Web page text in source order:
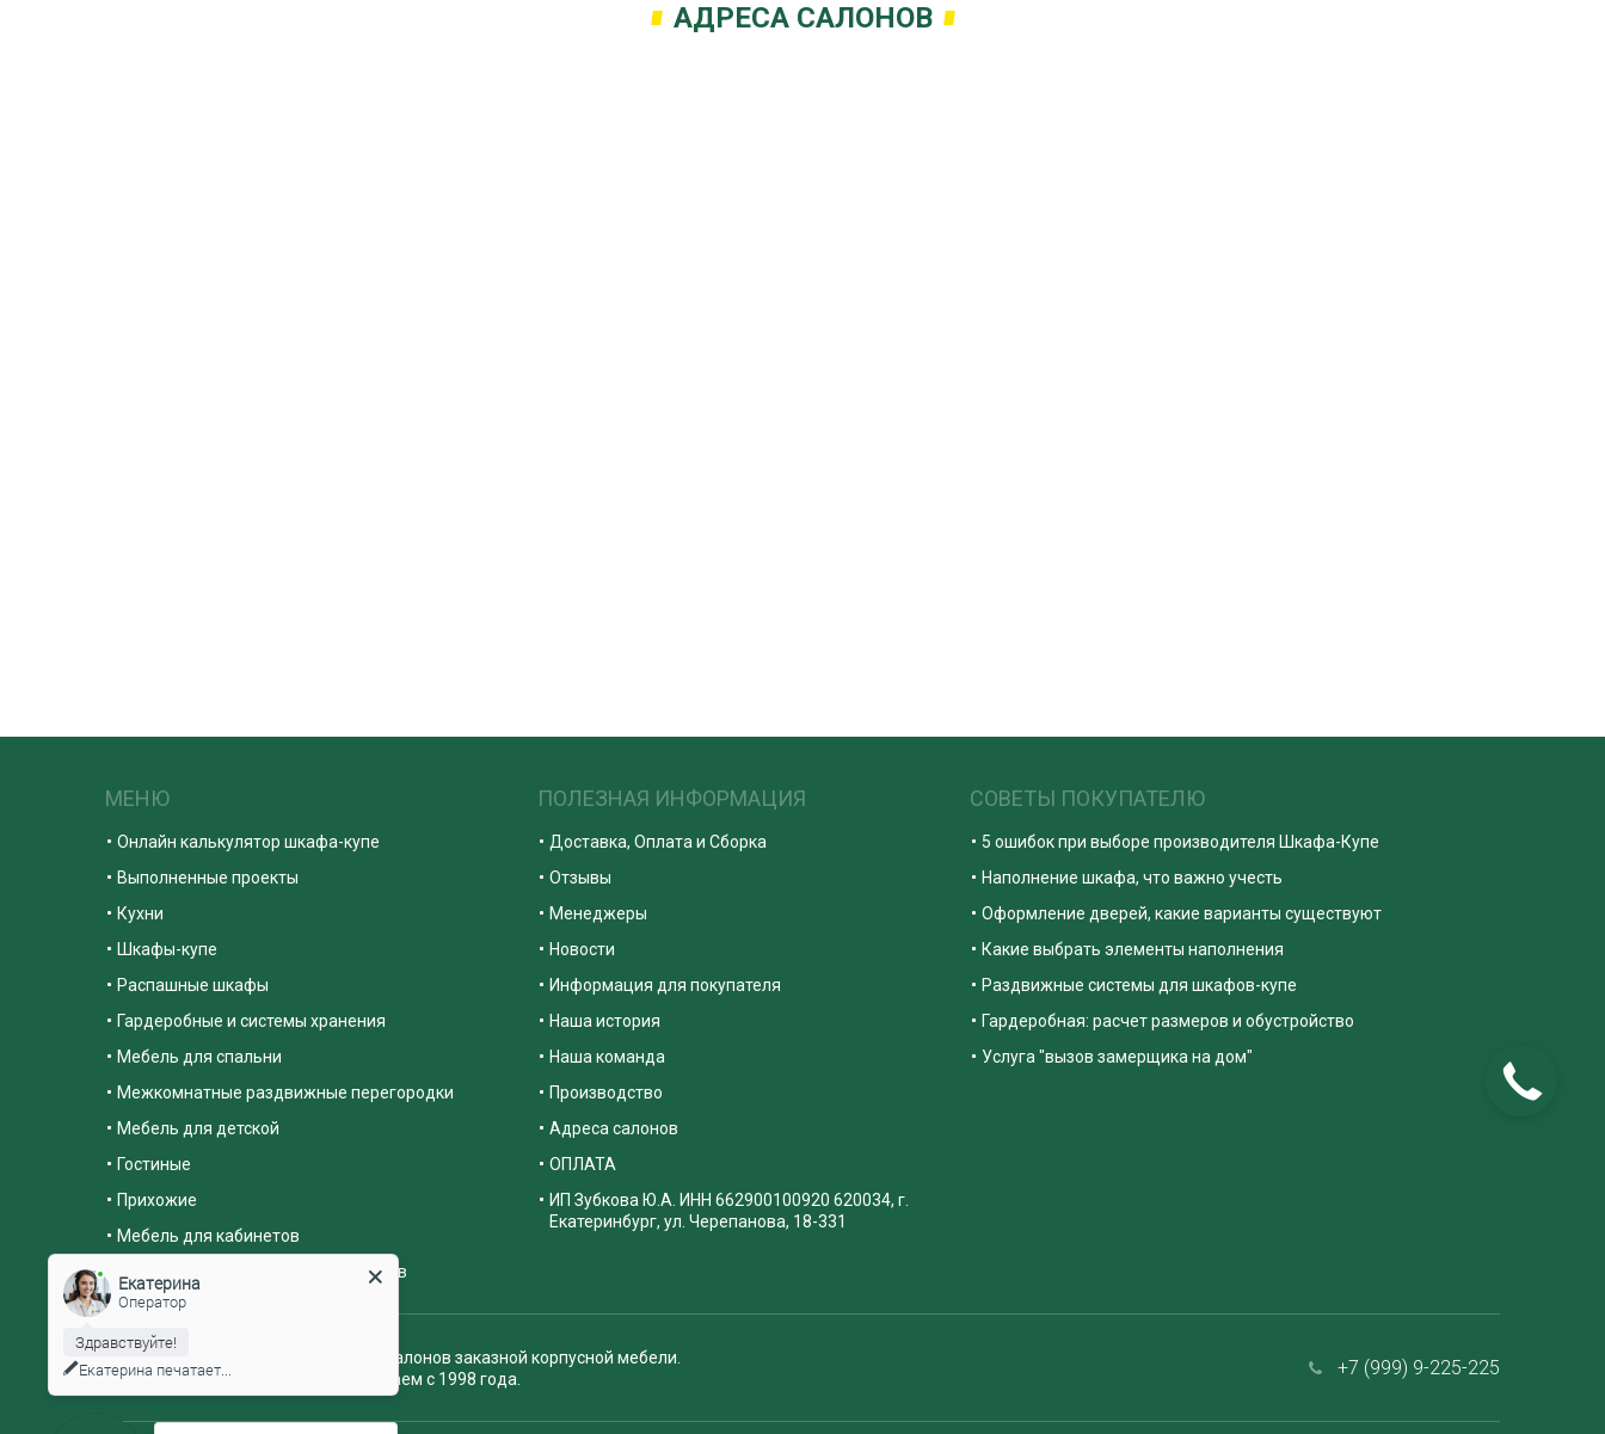
АДРЕСА САЛОНОВ
МЕНЮ
Онлайн калькулятор шкафа-купе
Выполненные проекты
Кухни
Шкафы-купе
Распашные шкафы
Гардеробные и системы хранения
Мебель для спальни
Межкомнатные раздвижные перегородки
Мебель для детской
Гостиные
Прихожие
Мебель для кабинетов
Распродажа выставочных образцов
ПОЛЕЗНАЯ ИНФОРМАЦИЯ
Доставка, Оплата и Сборка
Отзывы
Менеджеры
Новости
Информация для покупателя
Наша история
Наша команда
Производство
Адреса салонов
ОПЛАТА
ИП Зубкова Ю.А. ИНН 662900100920 620034, г.
Екатеринбург, ул. Черепанова, 18-331
СОВЕТЫ ПОКУПАТЕЛЮ
5 ошибок при выборе производителя Шкафа-Купе
Наполнение шкафа, что важно учесть
Оформление дверей, какие варианты существуют
Какие выбрать элементы наполнения
Раздвижные системы для шкафов-купе
Гардеробная: расчет размеров и обустройство
Услуга "вызов замерщика на дом"
Сеть салонов заказной корпусной мебели.
Работаем с 1998 года.
+7 (999) 9-225-225
Екатерина
Оператор
Здравствуйте!
Екатерина печатает...